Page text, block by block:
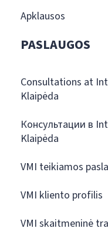
Apklausos
PASLAUGOS
Consultations at
Klaipėda
Консультации в
Klaipėda
VMI teikiamos
VMI kliento profilis
VMI skaitmeninė